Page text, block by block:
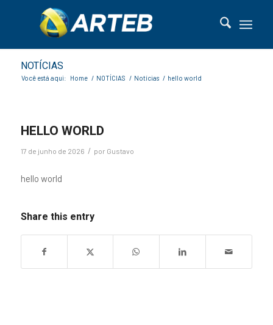
NOTÍCIAS
Você está aqui: Home / NOTÍCIAS / Notícias / hello world
HELLO WORLD
17 de junho de 2026 / por Gustavo
hello world
Share this entry